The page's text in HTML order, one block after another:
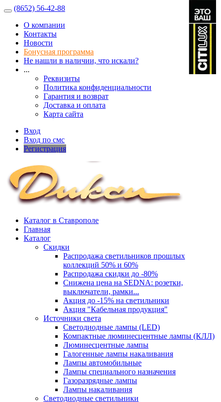
(8652) 56-42-88
О компании
Контакты
Новости
Бонусная программа
Не нашли в наличии, что искали?
...
Реквизиты
Политика конфиденциальности
Гарантия и возврат
Доставка и оплата
Карта сайта
Вход
Вход по смс
Регистрация
Каталог в Ставрополе
Главная
Каталог
Скидки
Распродажа светильников прошлых
коллекций 50% и 60%
Распродажа скидки до -80%
Cнижена цена на SEDNA: розетки,
выключатели, рамки...
Акция до -15% на светильники
Акция "Кабельная продукция"
Источники света
Светодиодные лампы (LED)
Компактные люминесцентные лампы (КЛЛ)
Люминесцентные лампы
Галогенные лампы накаливания
Лампы автомобильные
Лампы специального назначения
Газоразрядные лампы
Лампы накаливания
Светодиодные светильники